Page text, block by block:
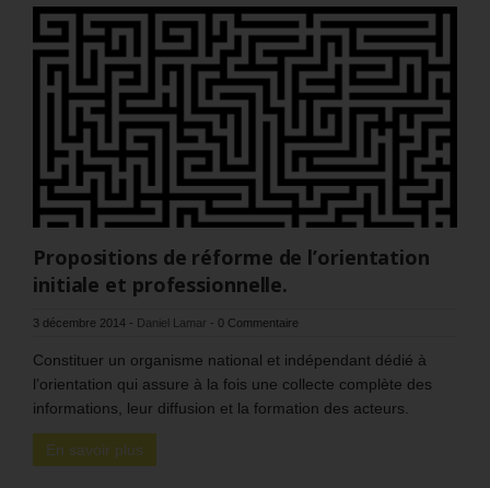
Propositions de réforme de l’orientation
initiale et professionnelle.
3 décembre 2014 - Daniel Lamar - 0 Commentaire
Constituer un organisme national et indépendant dédié à
l’orientation qui assure à la fois une collecte complète des
informations, leur diffusion et la formation des acteurs.
En savoir plus